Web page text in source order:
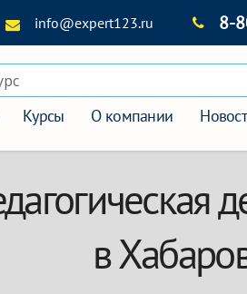
info@expert123.ru 8-
Курсы О компании
в